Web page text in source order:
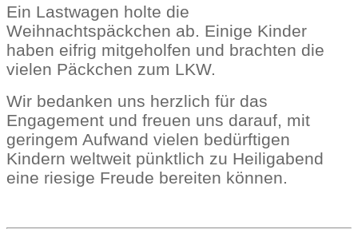
Ein Lastwagen holte die
Weihnachtspäckchen ab. Einige Kinder
haben eifrig mitgeholfen und brachten die
vielen Päckchen zum LKW.
Wir bedanken uns herzlich für das
Engagement und freuen uns darauf, mit
geringem Aufwand vielen bedürftigen
Kindern weltweit pünktlich zu Heiligabend
eine riesige Freude bereiten können.